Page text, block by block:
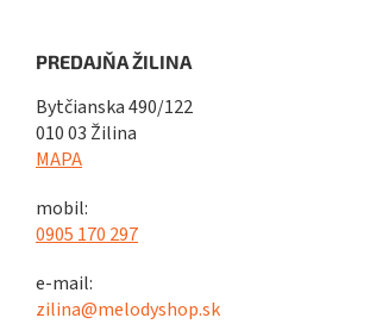
PREDAJŇA ŽILINA
Bytčianska 490/122
010 03 Žilina
MAPA
mobil:
0905 170 297
e-mail:
zilina@melodyshop.sk